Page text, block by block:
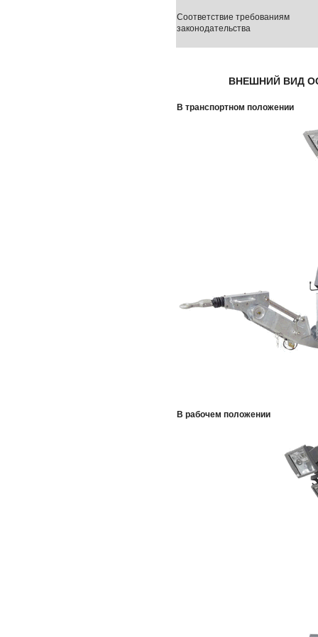
Соответствие требованиям
законодательства
ВНЕШНИЙ ВИД
В транспортном положении
В рабочем положении